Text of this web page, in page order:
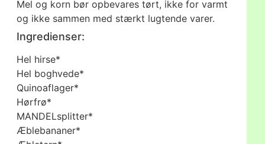
Mel og korn bør opbevares tørt, ikke for varmt
og ikke sammen med stærkt lugtende varer.
Ingredienser:
Hel hirse*
Hel boghvede*
Quinoaflager*
Hørfrø*
MANDELsplitter*
Æblebananer*